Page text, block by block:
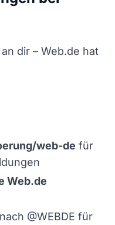
dir – Web.de hat
web-de für
Web.de
nach @WEBDE für